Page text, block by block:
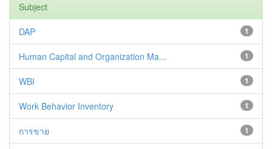
Subject
1
DAP
1
Human Capital and Organization Ma...
1
WBI
1
Work Behavior Inventory
1
การขาย